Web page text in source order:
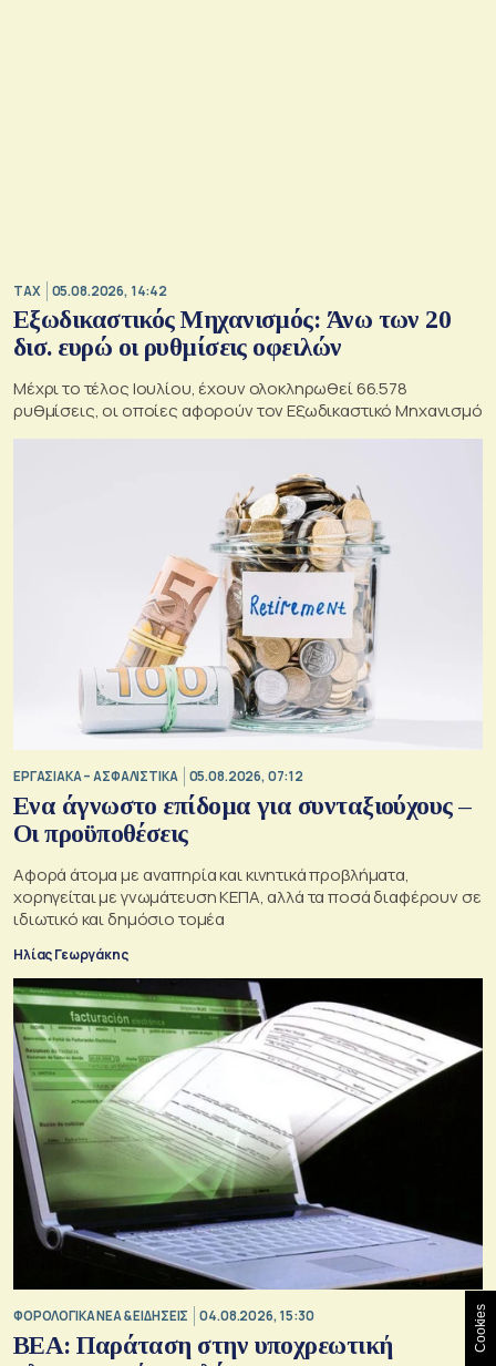
TAX 05.08.2026, 14:42
Εξωδικαστικός Μηχανισμός: Άνω των 20
δισ. ευρώ οι ρυθμίσεις οφειλών
Μέχρι το τέλος Ιουλίου, έχουν ολοκληρωθεί 66.578
ρυθμίσεις, οι οποίες αφορούν τον Εξωδικαστικό Μηχανισμό
ΕΡΓΑΣΙΑΚΑ – ΑΣΦΑΛΙΣΤΙΚΑ 05.08.2026, 07:12
Ενα άγνωστο επίδομα για συνταξιούχους –
Οι προϋποθέσεις
Αφορά άτομα με αναπηρία και κινητικά προβλήματα,
χορηγείται με γνωμάτευση ΚΕΠΑ, αλλά τα ποσά διαφέρουν σε
ιδιωτικό και δημόσιο τομέα
Ηλίας Γεωργάκης
ΦΟΡΟΛΟΓΙΚΑ ΝΕΑ & EΙΔΗΣΕΙΣ 04.08.2026, 15:30
BEA: Παράταση στην υποχρεωτική
Cookies